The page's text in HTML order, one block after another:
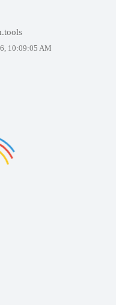
10:09:05 AM